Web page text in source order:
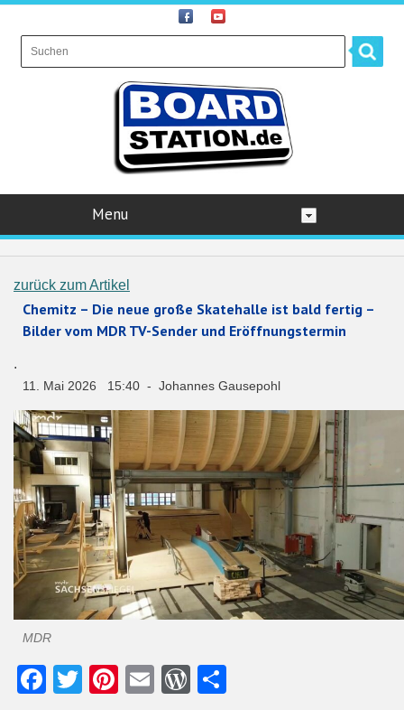
Menu
zurück zum Artikel
Chemitz – Die neue große Skatehalle ist bald fertig –
Bilder vom MDR TV-Sender und Eröffnungstermin
.
11. Mai 2026 15:40 - Johannes Gausepohl
MDR
Facebook
TwitterPinterest
EmailWordPress